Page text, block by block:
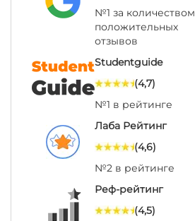
№1 за количеством
положительных
отзывов
Studentguide
(4,7)
№1 в рейтинге
Лаба Рейтинг
(4,6)
№2 в рейтинге
Реф-рейтинг
(4,5)